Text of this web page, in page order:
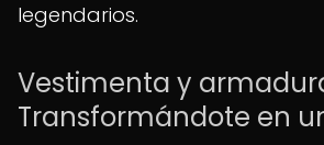
legendarios.
Vestimenta y
Transformándote en